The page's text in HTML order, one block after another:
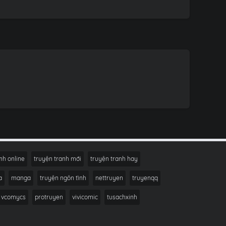
online truyện tranh mới truyện tranh hay
manga truyện ngôn tình nettruyen truyenqq
vcomycs protruyen vivicomic tusachxinh